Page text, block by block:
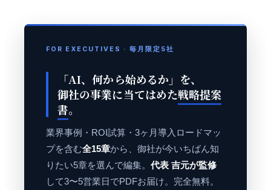
FOR EXECUTIVES · 毎月限定5社
「AI、何から始めるか」を、
御社の事業に当てはめた戦略提案
書。
業界事例・ROI試算・3ヶ月導入ロードマッ
プを含む全15章から、御社が今いちばん知
りたい5章を選んで編集。 代表 吉元が監修
して3〜5営業日でPDFお届け。完全無料。